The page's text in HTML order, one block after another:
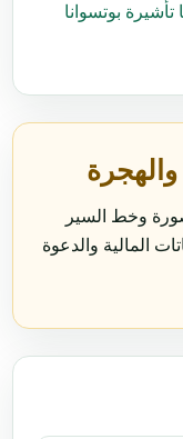
تأشيرة بوتسوانا
وخط السير
المالية والدعوة